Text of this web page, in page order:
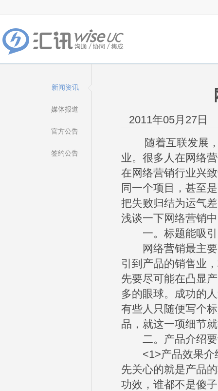
新闻资讯
媒体报道
官方公告
签约公告
2011年05月27日
随着互联发展，
业。很多人在网络
在网络营销行业兴
同一个项目，甚至
把失败归结为运气
浅谈一下网络营销
一。标题能吸引
网络营销最主要
引到产品的销售业
先要尽可能在凸显
多的眼球。成功的
有些人只随便写个
品，就这一项细节
二。产品介绍要
<1>产品效果介绍
先关心的就是产品
功效，谁都不是傻